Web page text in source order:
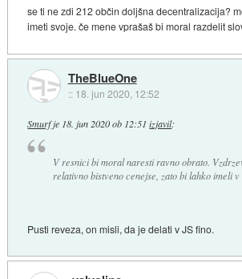
se ti ne zdi 212 občin doljšna decentralizacija?
imeti svoje. če mene vprašaš bi moral razdelit
TheBlueOne
:: 18. jun 2020, 12:52
Smurfje 18. jun 2020 ob 12:51 izjavil:
V resnici bi moral naresti ravno obrato.
relativno bistveno cenejse, zato bi lahko imeli v
Pusti reveza, on misli, da je delati v JS fino.